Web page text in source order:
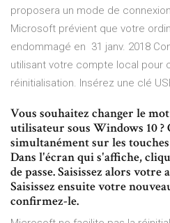
proposera un mode de
Microsoft prévient que votre
endommagé en 31 janv. 2018
utilisant votre compte local pour
réinitialisation. Insérez une clé
Vous souhaitez changer le
utilisateur sous Windows 10 ?
simultanément sur les
Dans l'écran qui s'affiche,
de passe. Saisissez alors votre
Saisissez ensuite votre
confirmez-le.